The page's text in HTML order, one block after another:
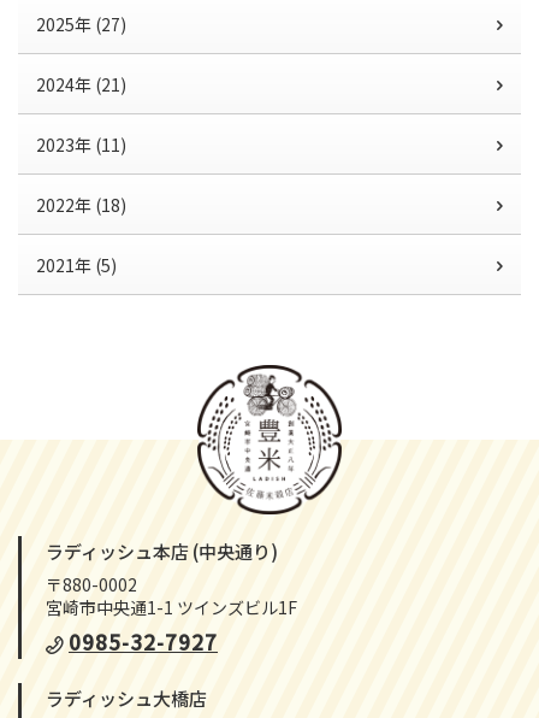
2025年 (27)
2024年 (21)
2023年 (11)
2022年 (18)
2021年 (5)
ラディッシュ本店 (中央通り)
〒880-0002
宮崎市中央通1-1 ツインズビル1F
0985-32-7927
ラディッシュ大橋店